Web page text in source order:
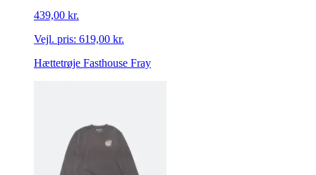
439,00 kr.
Vejl. pris: 619,00 kr.
Hættetrøje Fasthouse Fray